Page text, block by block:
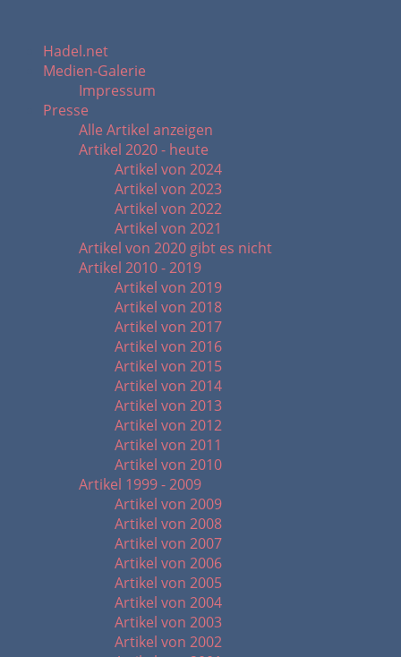
Hadel.net
Medien-Galerie
Impressum
Presse
Alle Artikel anzeigen
Artikel 2020 - heute
Artikel von 2024
Artikel von 2023
Artikel von 2022
Artikel von 2021
Artikel von 2020 gibt es nicht
Artikel 2010 - 2019
Artikel von 2019
Artikel von 2018
Artikel von 2017
Artikel von 2016
Artikel von 2015
Artikel von 2014
Artikel von 2013
Artikel von 2012
Artikel von 2011
Artikel von 2010
Artikel 1999 - 2009
Artikel von 2009
Artikel von 2008
Artikel von 2007
Artikel von 2006
Artikel von 2005
Artikel von 2004
Artikel von 2003
Artikel von 2002